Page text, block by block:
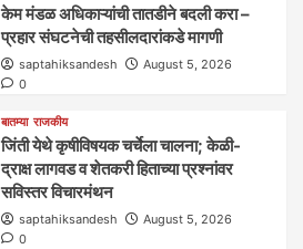
केम मंडळ अधिकाऱ्यांची तातडीने बदली करा –
प्रहार संघटनेची तहसीलदारांकडे मागणी
saptahiksandesh
August 5, 2026
0
बातम्या राजकीय
जिंती येथे कृषीविषयक चर्चेला चालना; केळी-
द्राक्ष लागवड व शेतकरी हिताच्या प्रश्नांवर
सविस्तर विचारमंथन
saptahiksandesh
August 5, 2026
0